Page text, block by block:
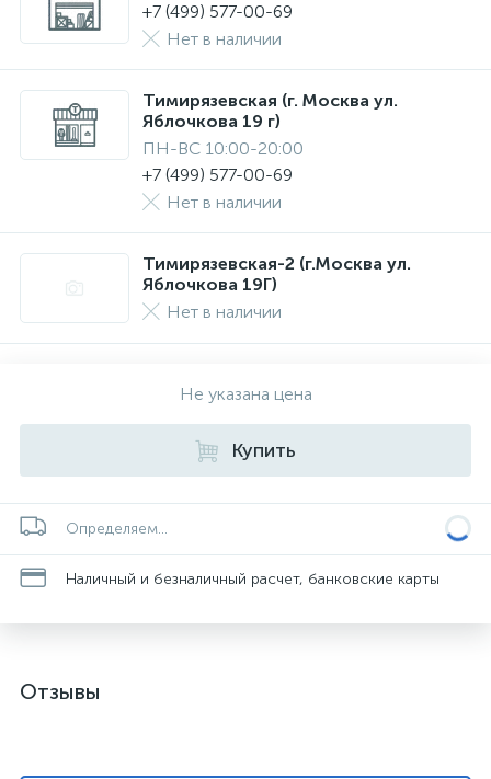
+7 (499) 577-00-69
Нет в наличии
Тимирязевская (г. Москва ул.
Яблочкова 19 г)
ПН-ВС 10:00-20:00
+7 (499) 577-00-69
Нет в наличии
Тимирязевская-2 (г.Москва ул.
Яблочкова 19Г)
Нет в наличии
Не указана цена
Купить
Определяем...
Наличный и безналичный расчет, банковские карты
Отзывы